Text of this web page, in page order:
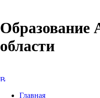
Образование
области
Главная